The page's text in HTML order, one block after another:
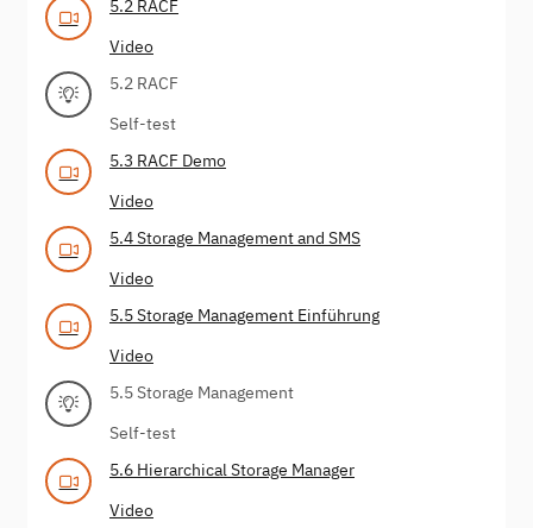
5.2 RACF
Video
5.2 RACF
Self-test
5.3 RACF Demo
Video
5.4 Storage Management and SMS
Video
5.5 Storage Management Einführung
Video
5.5 Storage Management
Self-test
5.6 Hierarchical Storage Manager
Video